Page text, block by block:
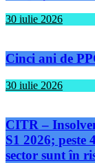
30 iulie 2026
Cinci ani de
30 iulie 2026
CITR –
S1 2026;
sector sunt în